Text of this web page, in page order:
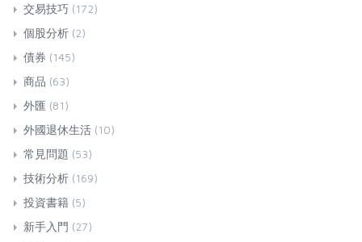
交易技巧 (172)
個股分析 (2)
債券 (145)
商品 (63)
外匯 (81)
外國退休生活 (10)
常見問題 (53)
技術分析 (169)
投資書籍 (5)
新手入門 (27)